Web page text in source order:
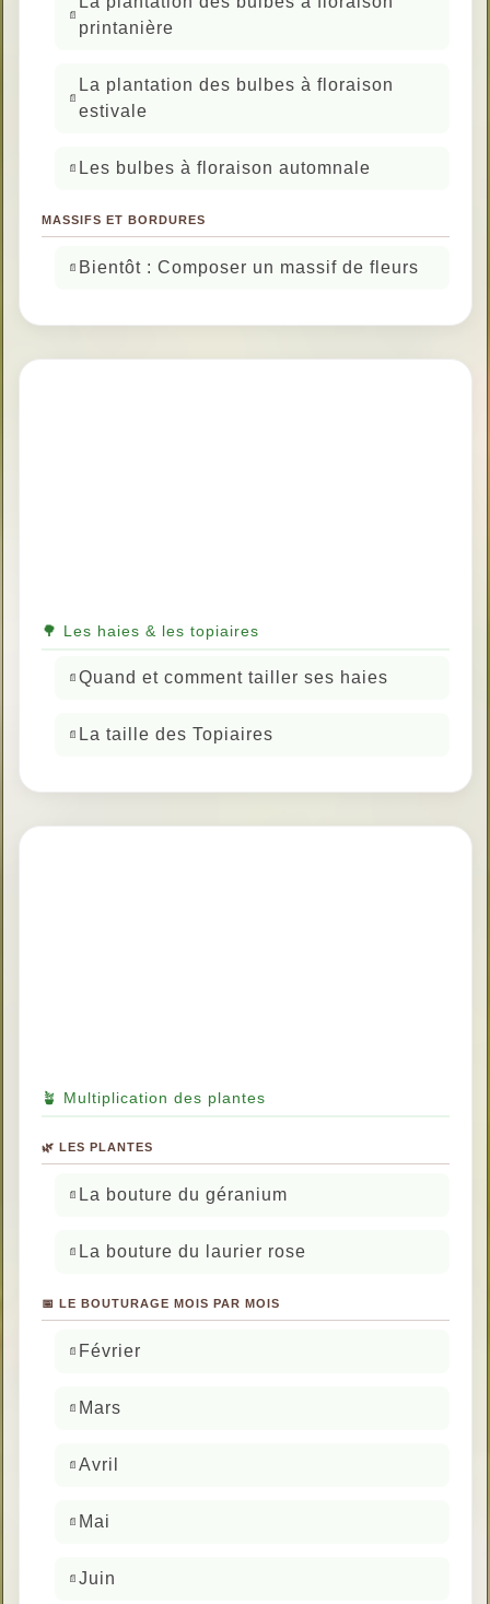
printanière
La plantation des bulbes à floraison
estivale
Les bulbes à floraison automnale
MASSIFS ET BORDURES
Bientôt : Composer un massif de fleurs
🌳 Les haies & les topiaires
Quand et comment tailler ses haies
La taille des Topiaires
🪴 Multiplication des plantes
🌿 LES PLANTES
La bouture du géranium
La bouture du laurier rose
📅 LE BOUTURAGE MOIS PAR MOIS
Février
Mars
Avril
Mai
Juin